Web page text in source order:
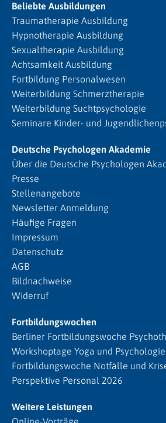
Beliebte Ausbildungen
Traumatherapie Ausbildung
Hypnotherapie Ausbildung
Sexualtherapie Ausbildung
Achtsamkeit Ausbildung
Fortbildung Personalwesen
Weiterbildung Schmerztherapie
Weiterbildung Suchtpsychologie
Seminare Kinder- und
Deutsche Psychologen Akademie
Über die Deutsche Psychologen
Presse
Stellenangebote
Newsletter Anmeldung
Häufige Fragen
Impressum
Datenschutz
AGB
Bildnachweise
Widerruf
Fortbildungswochen
Berliner Fortbildungswoche
Workshoptage Yoga und
Fortbildungswoche Notfälle und
Perspektive Personal 2026
Weitere Leistungen